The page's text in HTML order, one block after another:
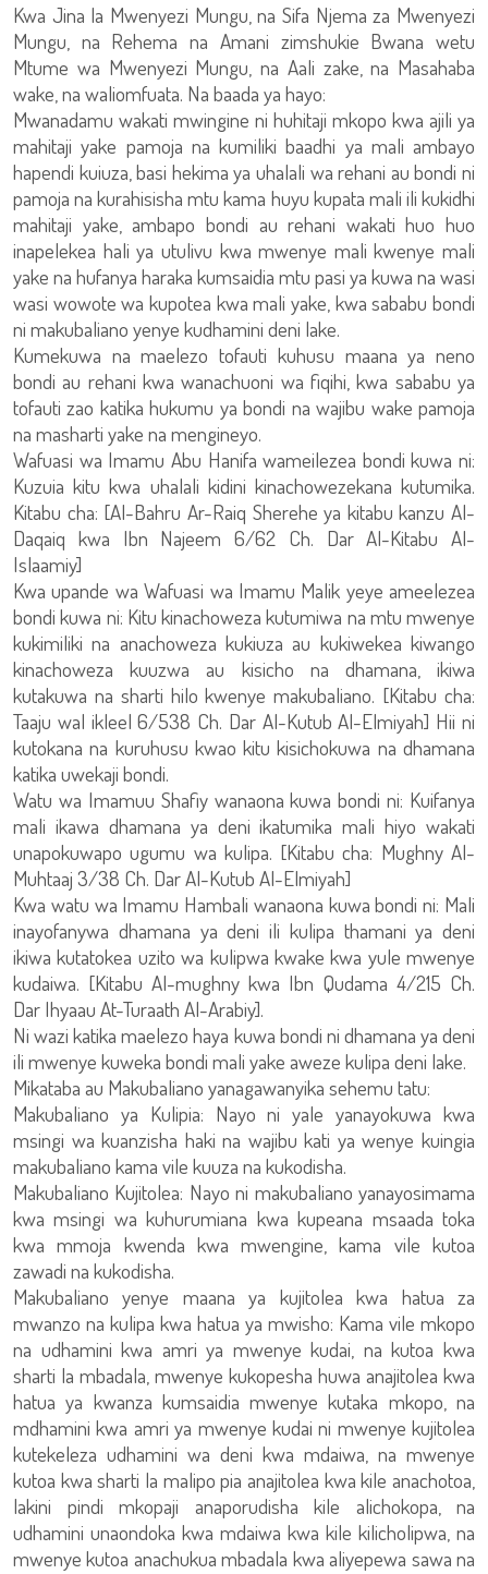
Kwa Jina la Mwenyezi Mungu, na Sifa Njema za Mwenyezi
Mungu, na Rehema na Amani zimshukie Bwana wetu
Mtume wa Mwenyezi Mungu, na Aali zake, na Masahaba
wake, na waliomfuata. Na baada ya hayo:
Mwanadamu wakati mwingine ni huhitaji mkopo kwa ajili ya
mahitaji yake pamoja na kumiliki baadhi ya mali ambayo
hapendi kuiuza, basi hekima ya uhalali wa rehani au bondi ni
pamoja na kurahisisha mtu kama huyu kupata mali ili kukidhi
mahitaji yake, ambapo bondi au rehani wakati huo huo
inapelekea hali ya utulivu kwa mwenye mali kwenye mali
yake na hufanya haraka kumsaidia mtu pasi ya kuwa na wasi
wasi wowote wa kupotea kwa mali yake, kwa sababu bondi
ni makubaliano yenye kudhamini deni lake.
Kumekuwa na maelezo tofauti kuhusu maana ya neno
bondi au rehani kwa wanachuoni wa fiqihi, kwa sababu ya
tofauti zao katika hukumu ya bondi na wajibu wake pamoja
na masharti yake na mengineyo.
Wafuasi wa Imamu Abu Hanifa wameilezea bondi kuwa ni:
Kuzuia kitu kwa uhalali kidini kinachowezekana kutumika.
Kitabu cha: [Al-Bahru Ar-Raiq Sherehe ya kitabu kanzu Al-
Daqaiq kwa Ibn Najeem 6/62 Ch. Dar Al-Kitabu Al-
Islaamiy]
Kwa upande wa Wafuasi wa Imamu Malik yeye ameelezea
bondi kuwa ni: Kitu kinachoweza kutumiwa na mtu mwenye
kukimiliki na anachoweza kukiuza au kukiwekea kiwango
kinachoweza kuuzwa au kisicho na dhamana, ikiwa
kutakuwa na sharti hilo kwenye makubaliano. [Kitabu cha:
Taaju wal ikleel 6/538 Ch. Dar Al-Kutub Al-Elmiyah] Hii ni
kutokana na kuruhusu kwao kitu kisichokuwa na dhamana
katika uwekaji bondi.
Watu wa Imamuu Shafiy wanaona kuwa bondi ni: Kuifanya
mali ikawa dhamana ya deni ikatumika mali hiyo wakati
unapokuwapo ugumu wa kulipa. [Kitabu cha: Mughny Al-
Muhtaaj 3/38 Ch. Dar Al-Kutub Al-Elmiyah]
Kwa watu wa Imamu Hambali wanaona kuwa bondi ni: Mali
inayofanywa dhamana ya deni ili kulipa thamani ya deni
ikiwa kutatokea uzito wa kulipwa kwake kwa yule mwenye
kudaiwa. [Kitabu Al-mughny kwa Ibn Qudama 4/215 Ch.
Dar Ihyaau At-Turaath Al-Arabiy].
Ni wazi katika maelezo haya kuwa bondi ni dhamana ya deni
ili mwenye kuweka bondi mali yake aweze kulipa deni lake.
Mikataba au Makubaliano yanagawanyika sehemu tatu:
Makubaliano ya Kulipia: Nayo ni yale yanayokuwa kwa
msingi wa kuanzisha haki na wajibu kati ya wenye kuingia
makubaliano kama vile kuuza na kukodisha.
Makubaliano Kujitolea: Nayo ni makubaliano yanayosimama
kwa msingi wa kuhurumiana kwa kupeana msaada toka
kwa mmoja kwenda kwa mwengine, kama vile kutoa
zawadi na kukodisha.
Makubaliano yenye maana ya kujitolea kwa hatua za
mwanzo na kulipa kwa hatua ya mwisho: Kama vile mkopo
na udhamini kwa amri ya mwenye kudai, na kutoa kwa
sharti la mbadala, mwenye kukopesha huwa anajitolea kwa
hatua ya kwanza kumsaidia mwenye kutaka mkopo, na
mdhamini kwa amri ya mwenye kudai ni mwenye kujitolea
kutekeleza udhamini wa deni kwa mdaiwa, na mwenye
kutoa kwa sharti la malipo pia anajitolea kwa kile anachotoa,
lakini pindi mkopaji anaporudisha kile alichokopa, na
udhamini unaondoka kwa mdaiwa kwa kile kilicholipwa, na
mwenye kutoa anachukua mbadala kwa aliyepewa sawa na